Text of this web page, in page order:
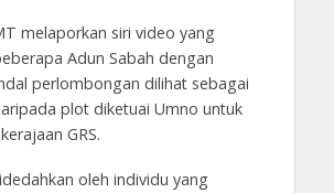
melaporkan siri video yang
Adun Sabah dengan
perlombongan dilihat sebagai
plot diketuai Umno untuk
GRS.
oleh individu yang